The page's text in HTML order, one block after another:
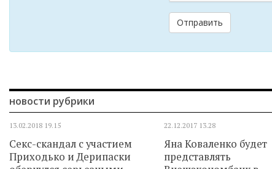
Отправить
новости рубрики
13.02.2018 19.15
Секс-скандал с участием
Приходько и Дерипаски
22.12.2017 13.28
Яна Коваленко будет
представлять